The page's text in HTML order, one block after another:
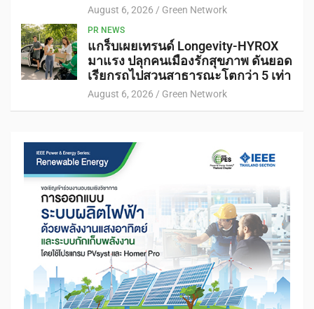
August 6, 2026 Green Network
PR NEWS
แกร็บเผยเทรนด์ Longevity-HYROX
มาแรง ปลุกคนเมืองรักสุขภาพ ดันยอด
เรียกรถไปสวนสาธารณะโตกว่า 5 เท่า
August 6, 2026 Green Network